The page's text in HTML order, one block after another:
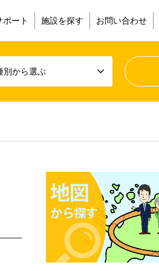
ート 施設を探す お問い合わせ
別から選ぶ